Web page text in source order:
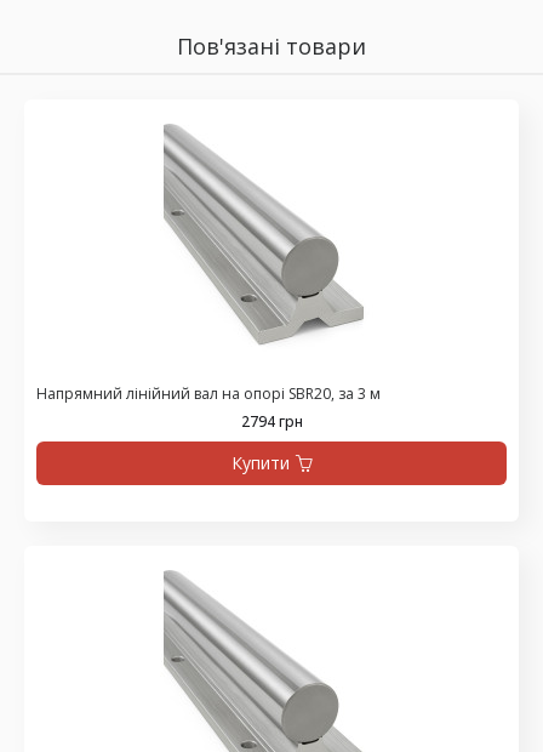
Пов'язані товари
Напрямний лінійний вал на опорі SBR20, за 3 м
2794 грн
Купити